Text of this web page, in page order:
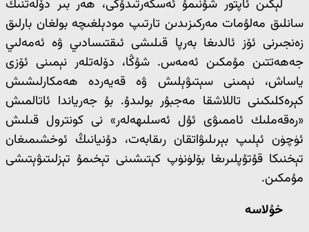
لېكىن ئاپتور شۇنىمۇ ئەسكەرتىدۇكى، ھەر بىر دۆلەتنىڭ
سانلىق مەلۇمات مەركىزىدىن تارتىپ مودېلغىچە بولغان بارلىق
زەنجىرنى ئۆز ئالدىغا بەرپا قىلىشى ئىقتىسادىي ۋە ئەمەلىي
جەھەتتىن مۇمكىن ئەمەس. شۇڭا، دۆلەتلەر نېمىنى ئۆزى
ياساش، نېمىنى سېتىۋېلىش ۋە قەيەردە ھەمكارلىشىش
كېرەكلىكىنى تاللاشقا مەجبۇر بولىدۇ. بۇ جەرياندا ئاتالمىش
«رەقەملىك ئاممىۋى ئۇل ئەسلىھەلەر» نى كونترول قىلىش
ئۈچۈن ئېلىپ بېرىلىۋاتقان رىقابەت، دۇنيانىڭ ئوخشىمىغان
تېخنىكا قۇتۇپلىرىغا بۆلۈنۈپ كېتىشىنى تېخىمۇ تېزلىتىۋېتىشى
مۇمكىن.
خۇلاسە